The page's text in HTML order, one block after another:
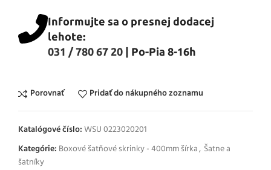
Informujte sa o presnej dodacej
lehote:
031 / 780 67 20 | Po-Pia 8-16h
Porovnať Pridať do nákupného zoznamu
Katalógové číslo:WSU 0223020201
Kategórie: Boxové šatňové skrinky - 400mm šírka, Šatne a
šatníky